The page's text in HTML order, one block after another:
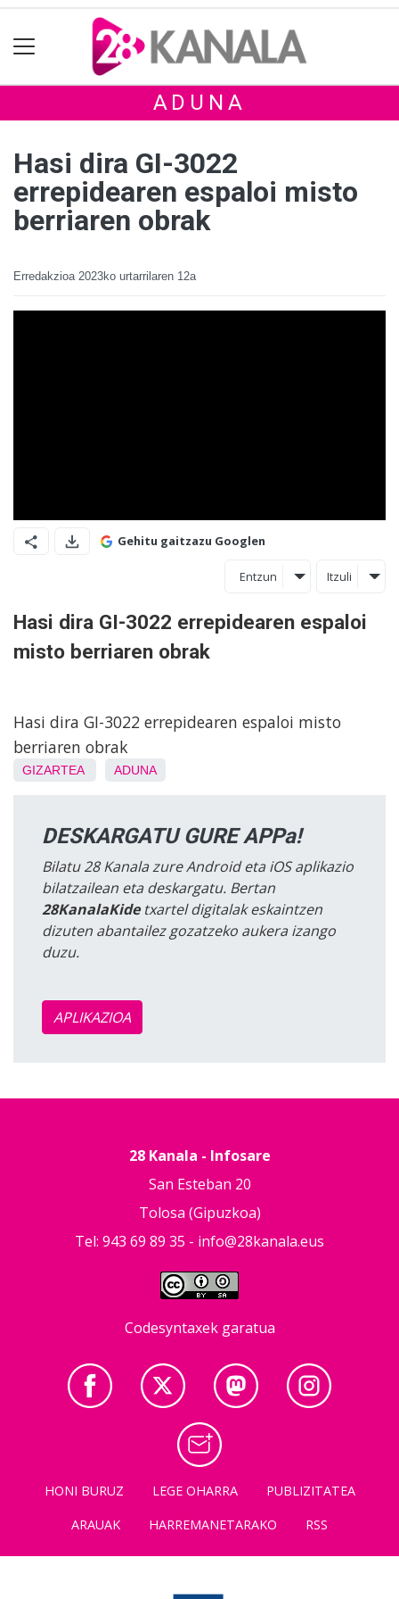
ADUNA
Hasi dira GI-3022
errepidearen espaloi misto
berriaren obrak
Erredakzioa 2023ko urtarrilaren 12a
Gehitu gaitzazu Googlen
Entzun Itzuli
Hasi dira GI-3022 errepidearen espaloi
misto berriaren obrak
Hasi dira GI-3022 errepidearen espaloi misto
berriaren obrak
GIZARTEA ADUNA
DESKARGATU GURE APPa!
Bilatu 28 Kanala zure Android eta iOS aplikazio
bilatzailean eta deskargatu. Bertan
28KanalaKidetxartel digitalak eskaintzen
dizuten abantailez gozatzeko aukera izango
duzu.
APLIKAZIOA
28 Kanala - Infosare
San Esteban 20
Tolosa (Gipuzkoa)
Tel: 943 69 89 35 - info@28kanala.eus
Codesyntaxek garatua
HONI BURUZ LEGE OHARRA
PUBLIZITATEA
ARAUAK
HARREMANETARAKO RSS